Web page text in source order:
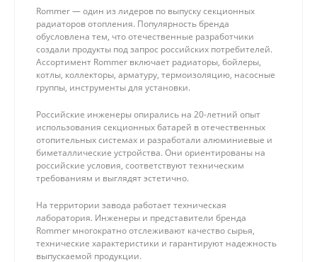
Rommer — один из лидеров по выпуску секционных
радиаторов отопления. Популярность бренда
обусловлена тем, что отечественные разработчики
создали продукты под запрос российских потребителей.
Ассортимент Rommer включает радиаторы, бойлеры,
котлы, коллекторы, арматуру, термоизоляцию, насосные
группы, инструменты для установки.
Российские инженеры опирались на 20-летний опыт
использования секционных батарей в отечественных
отопительных системах и разработали алюминиевые и
биметаллические устройства. Они ориентированы на
российские условия, соответствуют техническим
требованиям и выглядят эстетично.
На территории завода работает техническая
лаборатория. Инженеры и представители бренда
Rommer многократно отслеживают качество сырья,
технические характеристики и гарантируют надежность
выпускаемой продукции.